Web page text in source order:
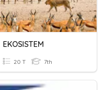
EKOSISTEM
20 T 7th